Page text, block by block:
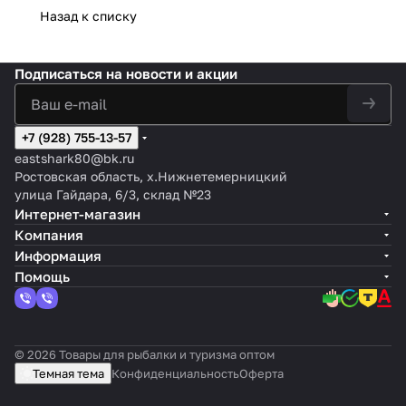
Назад к списку
Подписаться на новости и акции
+7 (928) 755-13-57
eastshark80@bk.ru
Ростовская область, х.Нижнетемерницкий
улица Гайдара, 6/3, склад №23
Интернет-магазин
Компания
Информация
Помощь
© 2026 Товары для рыбалки и туризма оптом
Темная тема КонфиденциальностьОферта